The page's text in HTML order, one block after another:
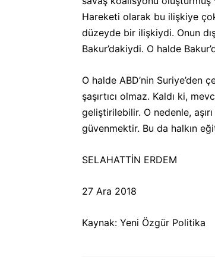
Hareketi olarak bu ilişkiye
düzeyde bir ilişkiydi. Onun
Bakur’dakiydi. O halde
O halde ABD’nin Suriye’den
şaşırtıcı olmaz. Kaldı ki,
geliştirilebilir. O nedenle,
güvenmektir. Bu da halkın
SELAHATTİN ERDEM
27 Ara 2018
Kaynak: Yeni Özgür Politika